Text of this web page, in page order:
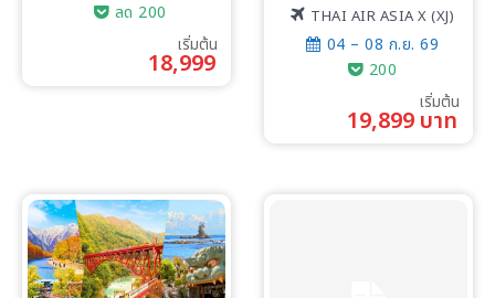
ติดต่อเรา
ลด 200
เริ่มต้น
18,999
THAI AIR ASIA X (XJ)
04 – 08 ก.ย. 69
200
เริ่มต้น
19,899 บาท